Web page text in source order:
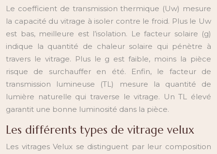
Le coefficient de transmission thermique (Uw) mesure
la capacité du vitrage à isoler contre le froid. Plus le Uw
est bas, meilleure est l’isolation. Le facteur solaire (g)
indique la quantité de chaleur solaire qui pénètre à
travers le vitrage. Plus le g est faible, moins la pièce
risque de surchauffer en été. Enfin, le facteur de
transmission lumineuse (TL) mesure la quantité de
lumière naturelle qui traverse le vitrage. Un TL élevé
garantit une bonne luminosité dans la pièce.
Les différents types de vitrage velux
Les vitrages Velux se distinguent par leur composition